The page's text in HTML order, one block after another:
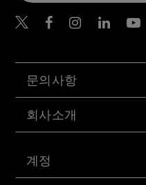
계정
문의사항
회사소개
Belkin Twitter